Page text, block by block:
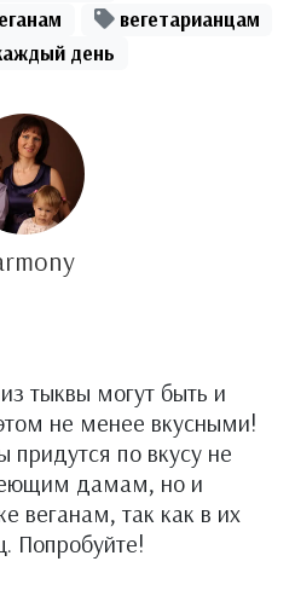
вегетарианцам
день
тыквы могут быть и
не менее вкусными!
придутся по вкусу не
дамам, но и
веганам, так как в их
Попробуйте!